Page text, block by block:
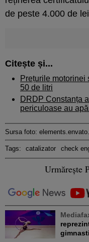
de peste 4.000 de
Citește și...
Prețurile motorinei
50 de litri
DRDP Constanța
periculoase au
Sursa foto:
Tags: catalizator check
Urmărește